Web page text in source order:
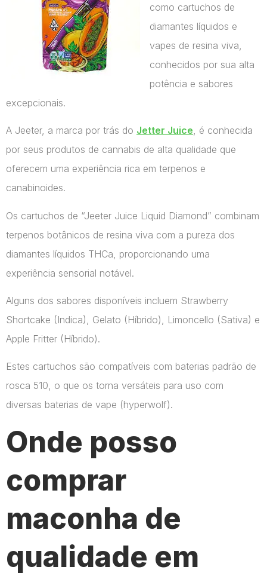
como cartuchos de
diamantes líquidos e
vapes de resina viva,
conhecidos por sua alta
potência e sabores
excepcionais.
A Jeeter, a marca por trás do Jetter Juice, é conhecida
por seus produtos de cannabis de alta qualidade que
oferecem uma experiência rica em terpenos e
canabinoides.
Os cartuchos de “Jeeter Juice Liquid Diamond” combinam
terpenos botânicos de resina viva com a pureza dos
diamantes líquidos THCa, proporcionando uma
experiência sensorial notável.
Alguns dos sabores disponíveis incluem Strawberry
Shortcake (Indica), Gelato (Híbrido), Limoncello (Sativa) e
Apple Fritter (Híbrido).
Estes cartuchos são compatíveis com baterias padrão de
rosca 510, o que os torna versáteis para uso com
diversas baterias de vape​ (hyperwolf)​.
Onde posso
comprar
maconha de
qualidade em